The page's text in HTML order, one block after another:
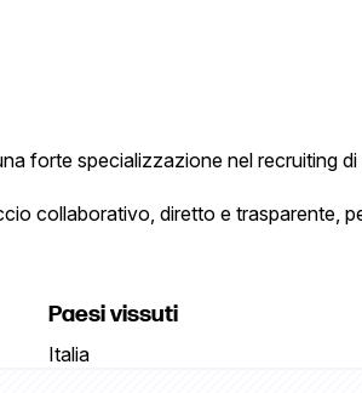
forte specializzazione nel recruiting
collaborativo, diretto e trasparente,
Paesi vissuti
Italia